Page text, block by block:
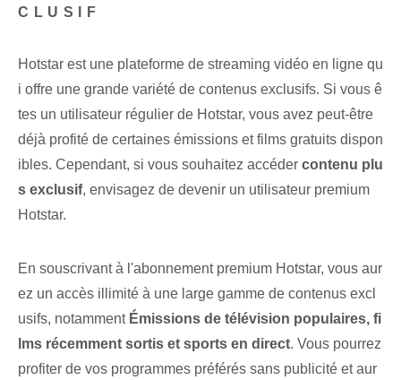
CLUSIF
Hotstar​ est une plateforme de streaming vidéo en ligne qu
i offre une grande variété de contenus exclusifs. Si vous ê
tes un utilisateur régulier de Hotstar, vous avez peut-être
déjà profité de certaines émissions et films gratuits dispon
ibles. Cependant, si vous souhaitez accéder contenu plu
s exclusif, envisagez de devenir un utilisateur premium
Hotstar.
En souscrivant à l'abonnement premium Hotstar, vous aur
ez un accès illimité à une large gamme de contenus excl
usifs, notamment Émissions de télévision populaires, fi
lms récemment sortis et sports en direct. Vous pourrez
profiter de vos programmes préférés ‍sans publicité et‌ aur